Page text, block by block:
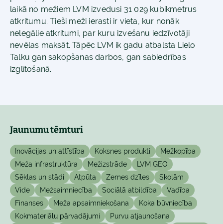
laikā no mežiem LVM izvedusi 31 029 kubikmetrus
atkritumu. Tieši meži ierasti ir vieta, kur nonāk
nelegālie atkritumi, par kuru izvešanu iedzīvotāji
nevēlas maksāt. Tāpēc LVM ik gadu atbalsta Lielo
Talku gan sakopšanas darbos, gan sabiedrības
izglītošanā.
Jaunumu tēmturi
Inovācijas un attīstība Koksnes produkti
Mežkopība
Meža infrastruktūra
Mežizstrāde
LVM GEO
Sēklas un stādi
Atpūta Zemes dzīles
Skolām
Vide
Mežsaimniecība Sociālā atbildība
Vadība
Finanses
Meža apsaimniekošana
Koka būvniecība
Kokmateriālu pārvadājumi
Purvu atjaunošana